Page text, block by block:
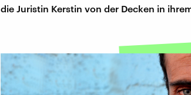
die Juristin Kerstin von der Decken in